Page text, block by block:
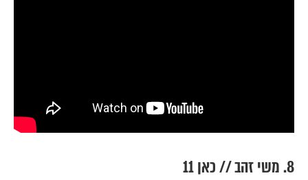
8. משי זהב // כאן 11